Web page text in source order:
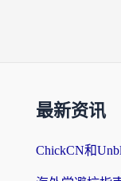
最新资讯